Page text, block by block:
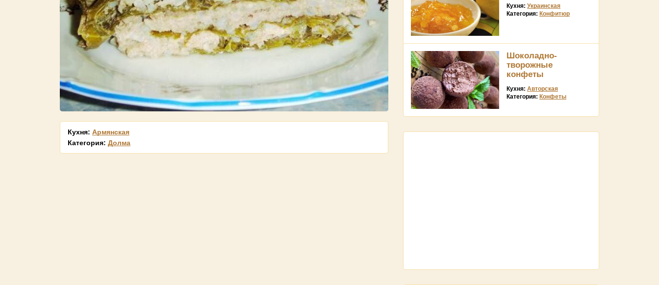
Кухня: Армянская
Категория: Долма
Кухня: Украинская
Категория: Конфитюр
Шоколадно-
творожные
конфеты
Кухня: Авторская
Категория: Конфеты